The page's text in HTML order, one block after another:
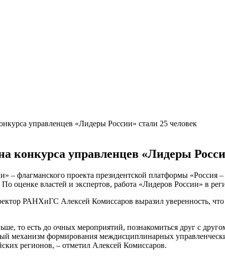
управленцев «Лидеры России» стали 25 человек
конкурса управленцев «Лидеры
– флагманского проекта президентской платформы «Россия
оценке властей и экспертов, работа «Лидеров России» в
РАНХиГС Алексей Комиссаров выразил уверенность, что
то есть до очных мероприятий, познакомиться друг с
формирования междисциплинарных
регионов, – отметил Алексей Комиссаров.